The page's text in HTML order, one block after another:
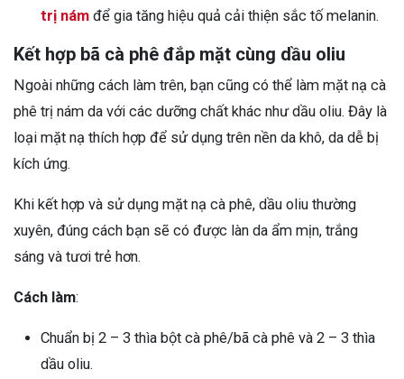
trị nám để gia tăng hiệu quả cải thiện sắc tố melanin.
Kết hợp bã cà phê đắp mặt cùng dầu oliu
Ngoài những cách làm trên, bạn cũng có thể làm mặt nạ cà
phê trị nám da với các dưỡng chất khác như dầu oliu. Đây là
loại mặt nạ thích hợp để sử dụng trên nền da khô, da dễ bị
kích ứng.
Khi kết hợp và sử dụng mặt nạ cà phê, dầu oliu thường
xuyên, đúng cách bạn sẽ có được làn da ẩm mịn, trắng
sáng và tươi trẻ hơn.
Cách làm:
Chuẩn bị 2 – 3 thìa bột cà phê/bã cà phê và 2 – 3 thìa
dầu oliu.